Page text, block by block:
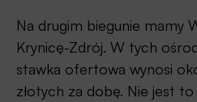
Na drugim biegunie mamy
Krynicę-Zdrój. W tych
stawka ofertowa wynosi
złotych za dobę. Nie jest